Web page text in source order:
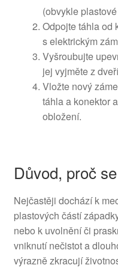
(obvykle
Odpojte táhla od
s elektrickým
Vyšroubujte
jej vyjměte z
Vložte nový
táhla a konektor
obložení.
Důvod, proč
Nejčastěji dochází k
plastových částí
nebo k uvolnění či
vniknutí nečistot a
výrazně zkracují